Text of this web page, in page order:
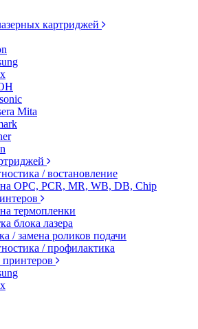
картриджей
Mita
/ востановление
OPC, PCR, MR, WB, DB, Chip
термопленки
блока лазера
/ замена роликов подачи
/ профилактика